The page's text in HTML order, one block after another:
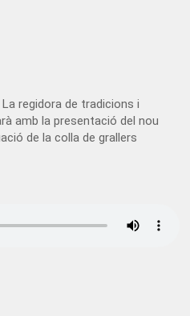
regidora de tradicions i
amb la presentació del nou
de la colla de grallers